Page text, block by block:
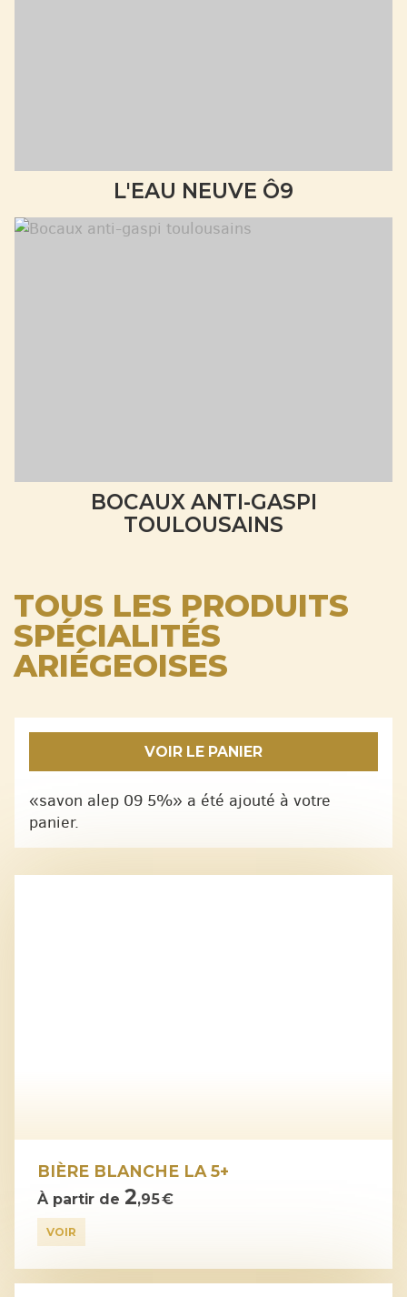
L'EAU NEUVE Ô9
BOCAUX ANTI-GASPI
TOULOUSAINS
TOUS LES PRODUITS
SPÉCIALITÉS
ARIÉGEOISES
VOIR LE PANIER
«savon alep 09 5%» a été ajouté à votre
panier.
BIÈRE BLANCHE LA 5+
À partir de 2,95 €
VOIR